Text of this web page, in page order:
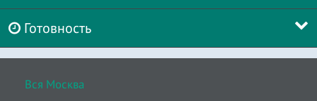
Готовность
Вся Москва